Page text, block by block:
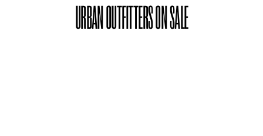
URBAN OUTFITTERS ON SALE